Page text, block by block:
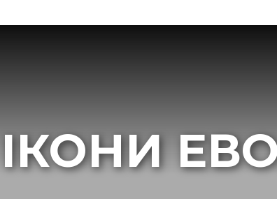
ІКОНИ